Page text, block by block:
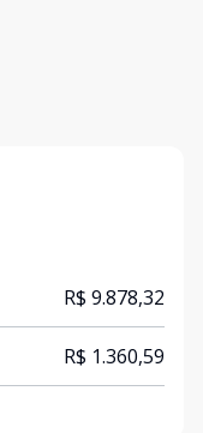
R$ 9.878,32
R$ 1.360,59